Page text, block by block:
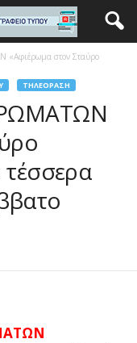
στον Σταύρο
ΤΗΛΕΌΡΑΣΗ
τέσσερα